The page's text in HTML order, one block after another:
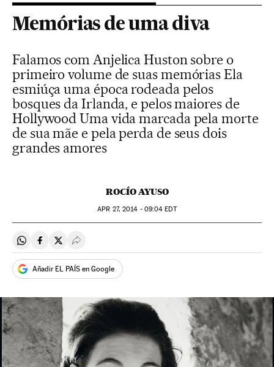
Memórias de uma diva
Falamos com Anjelica Huston sobre o
primeiro volume de suas memórias Ela
esmiúça uma época rodeada pelos
bosques da Irlanda, e pelos maiores de
Hollywood Uma vida marcada pela morte
de sua mãe e pela perda de seus dois
grandes amores
ROCÍO AYUSO
APR 27, 2014 - 09:04 EDT
Compartir en Whatsapp
Compartir en Facebook
Compartir en Twitter
Desplegar Redes Sociales
Añadir EL PAÍS en Google